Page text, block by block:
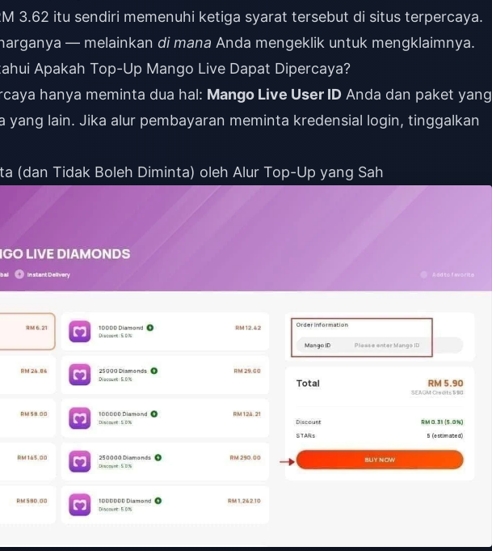
3.62 itu sendiri memenuhi ketiga syarat tersebut di situs terpercaya.
— melainkan di mana Anda mengeklik untuk mengklaimnya.
Apakah Top-Up Mango Live Dapat Dipercaya?
hanya meminta dua hal: Mango Live User ID Anda dan paket yang
yang lain. Jika alur pembayaran meminta kredensial login, tinggalkan
(dan Tidak Boleh Diminta) oleh Alur Top-Up yang Sah